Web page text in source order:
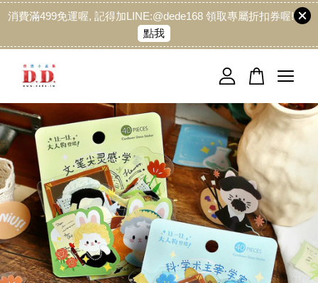
消費滿499免運喔, 記得加LINE:@dede168 領取專屬折扣券喔!
點我
您的購物車目前還是空的。
繼續購物